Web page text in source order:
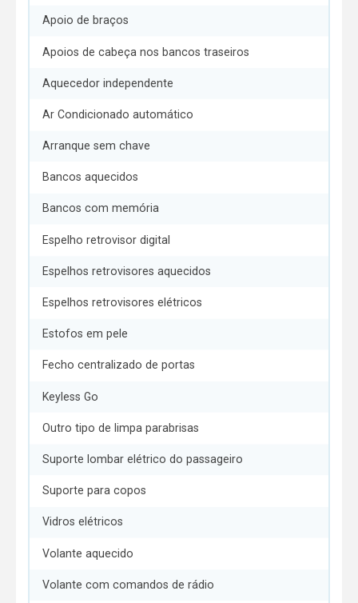
Apoio de braços
Apoios de cabeça nos bancos traseiros
Aquecedor independente
Ar Condicionado automático
Arranque sem chave
Bancos aquecidos
Bancos com memória
Espelho retrovisor digital
Espelhos retrovisores aquecidos
Espelhos retrovisores elétricos
Estofos em pele
Fecho centralizado de portas
Keyless Go
Outro tipo de limpa parabrisas
Suporte lombar elétrico do passageiro
Suporte para copos
Vidros elétricos
Volante aquecido
Volante com comandos de rádio